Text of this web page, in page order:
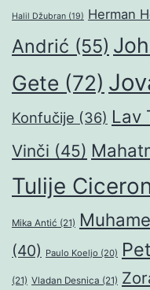
Halil Džubran (19) Herman
Andrić (55)
Gete (72)
Konfučije (36) Lav
Vinči (45)
Tulije
Mika Antić (21)
(40) Paulo Koeljo (20)
(21) Vladan Desnica (21)